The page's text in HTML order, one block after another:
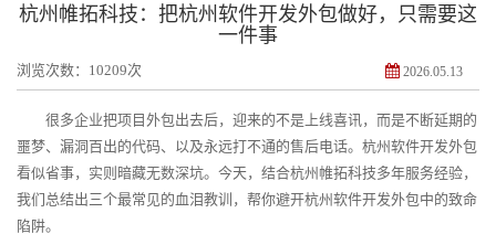
杭州帷拓科技：把杭州软件开发外包做好，只需要这
一件事
2026.05.13
浏览次数：10209次
很多企业把项目外包出去后，迎来的不是上线喜讯，而是不断延期的
噩梦、漏洞百出的代码、以及永远打不通的售后电话。杭州软件开发外包
看似省事，实则暗藏无数深坑。今天，结合杭州帷拓科技多年服务经验，
我们总结出三个最常见的血泪教训，帮你避开杭州软件开发外包中的致命
陷阱。